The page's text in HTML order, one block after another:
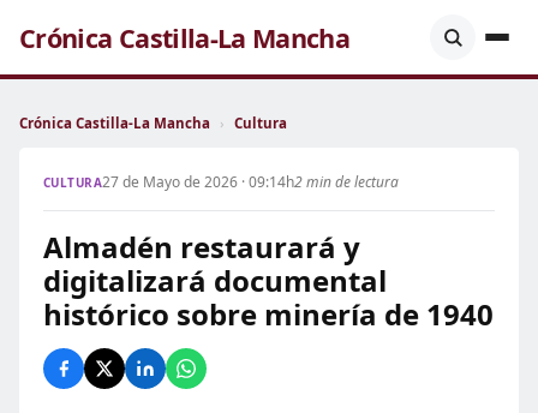
Crónica Castilla-La Mancha
Crónica Castilla-La Mancha › Cultura
CULTURA27 de Mayo de 2026 · 09:14h2 min de lectura
Almadén restaurará y
digitalizará documental
histórico sobre minería de 1940